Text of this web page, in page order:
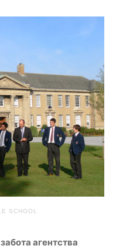
SCHOOL
агентства